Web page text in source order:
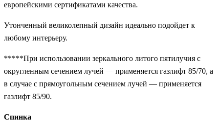
европейскими сертификатами качества.
Утонченный великолепный дизайн идеально подойдет к
любому интерьеру.
*****При использовании зеркального литого пятилучия с
округленным сечением лучей — применяется газлифт 85/70, а
в случае с прямоугольным сечением лучей — применяется
газлифт 85/90.
Спинка